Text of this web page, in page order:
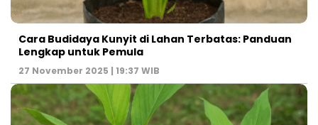
Cara Budidaya Kunyit di Lahan Terbatas: Panduan
Lengkap untuk Pemula
27 November 2025 | 19:37 WIB